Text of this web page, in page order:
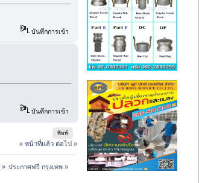
บันทึกการเข้า
บันทึกการเข้า
พิมพ์
« หน้าที่แล้ว ต่อไป »
» ประกาศฟรี กรุงเทพ»